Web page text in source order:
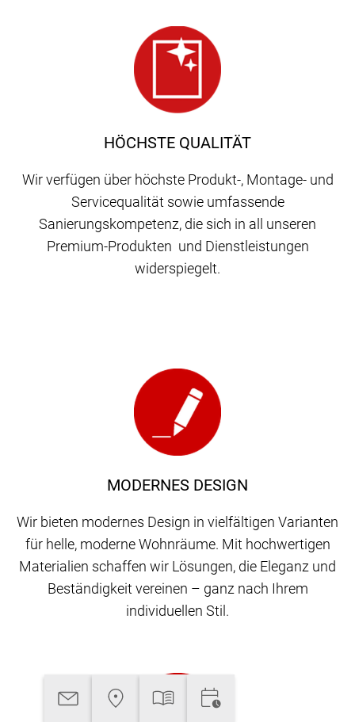
HÖCHSTE QUALITÄT
Wir verfügen über höchste Produkt-, Montage- und
Servicequalität sowie umfassende
Sanierungskompetenz, die sich in all unseren
Premium-Produkten und Dienstleistungen
widerspiegelt.
MODERNES DESIGN
Wir bieten modernes Design in vielfältigen Varianten
für helle, moderne Wohnräume. Mit hochwertigen
Materialien schaffen wir Lösungen, die Eleganz und
Beständigkeit vereinen – ganz nach Ihrem
individuellen Stil.